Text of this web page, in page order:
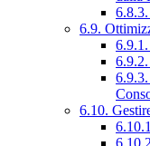
6.9.
6.10.